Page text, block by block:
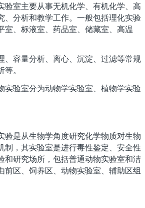
验室主要从事无机化学、有机化学、高
、分析和教学工作。一般包括理化实验
室、标液室、药品室、储藏室、高温
、容量分析、离心、沉淀、过滤等常规
。
实验室分为动物学实验室、植物学实验
验是从生物学角度研究化学物质对生物
制，其实验室是进行毒性鉴定、安全性
和研究场所，包括普通动物实验室和洁
前区、饲养区、动物实验室、辅助区组